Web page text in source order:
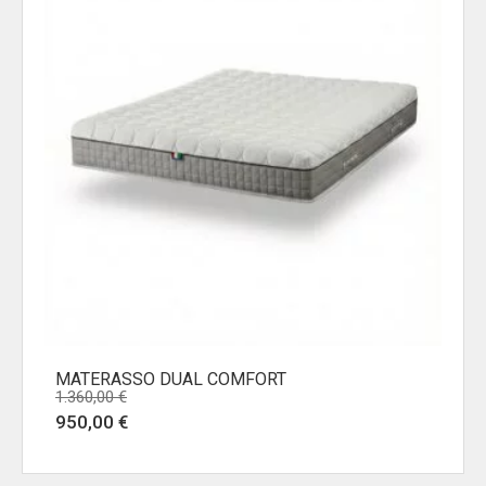
MATERASSO DUAL COMFORT
1.360,00€
Il
originale
950,00 €
attuale